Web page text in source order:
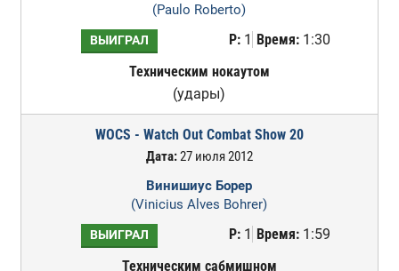
(Paulo Roberto)
ВЫИГРАЛ Р:1 Время:1:30
Техническим нокаутом
(удары)
WOCS - Watch Out Combat Show 20
Дата:27 июля 2012
Винишиус Борер
(Vinicius Alves Bohrer)
ВЫИГРАЛ Р:1 Время:1:59
Техническим сабмишном